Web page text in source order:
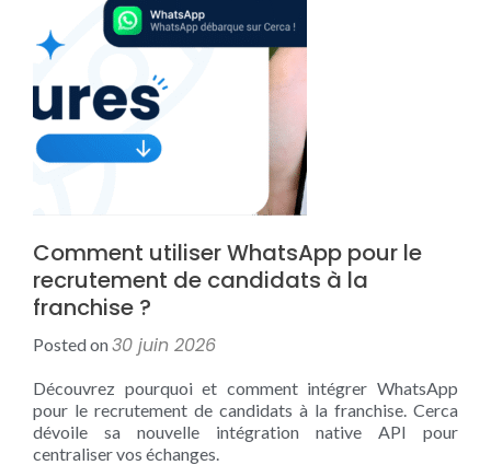
Comment utiliser WhatsApp pour le
recrutement de candidats à la
franchise ?
Posted on30 juin 2026
Découvrez pourquoi et comment intégrer WhatsApp
pour le recrutement de candidats à la franchise. Cerca
dévoile sa nouvelle intégration native API pour
centraliser vos échanges.